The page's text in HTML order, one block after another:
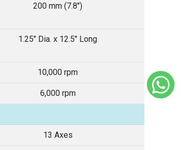
200 mm (7.8")
1.25" Dia. x 12.5" Long
10,000 rpm
6,000 rpm
13 Axes